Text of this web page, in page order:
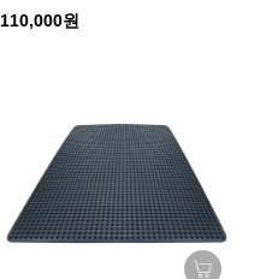
110,000원